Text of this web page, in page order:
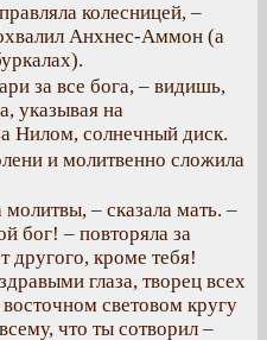
колесницей, –
Анхнес-Аммон (а
за все бога, – видишь,
указывая на
Нилом, солнечный диск.
и молитвенно сложила
– сказала мать. –
бог! – повторяла за
другого, кроме тебя!
глаза, творец всех
световом кругу
что ты сотворил –